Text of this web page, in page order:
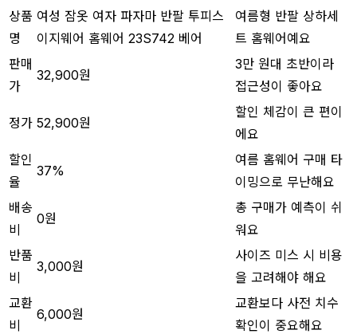
상품
명
여성 잠옷 여자 파자마 반팔 투피스
이지웨어 홈웨어 23S742 베어
여름형 반팔 상하세
트 홈웨어예요
판매
가
32,900원
3만 원대 초반이라
접근성이 좋아요
정가 52,900원
할인 체감이 큰 편이
에요
할인
율
37%
여름 홈웨어 구매 타
이밍으로 무난해요
배송
비
0원
총 구매가 예측이 쉬
워요
반품
비
3,000원
사이즈 미스 시 비용
을 고려해야 해요
교환
비
6,000원
교환보다 사전 치수
확인이 중요해요